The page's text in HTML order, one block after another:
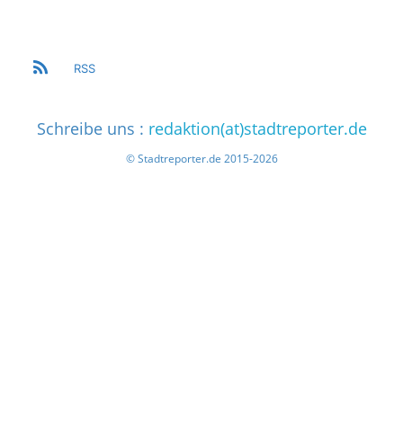
RSS
Schreibe uns : redaktion(at)stadtreporter.de
© Stadtreporter.de 2015-2026